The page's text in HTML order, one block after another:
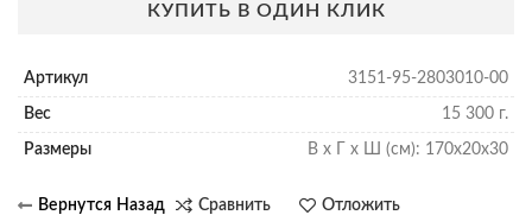
КУПИТЬ В ОДИН КЛИК
Артикул 3151-95-2803010-00
Вес 15 300 г.
Размеры В х Г х Ш (см): 170х20х30
Сравнить Отложить